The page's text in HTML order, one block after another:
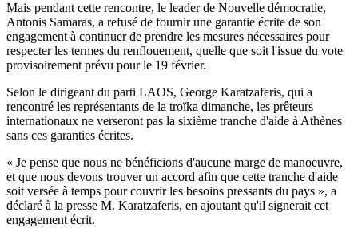
Mais pendant cette rencontre, le leader de Nouvelle démocratie,
Antonis Samaras, a refusé de fournir une garantie écrite de son
engagement à continuer de prendre les mesures nécessaires pour
respecter les termes du renflouement, quelle que soit l'issue du vote
provisoirement prévu pour le 19 février.
Selon le dirigeant du parti LAOS, George Karatzaferis, qui a
rencontré les représentants de la troïka dimanche, les prêteurs
internationaux ne verseront pas la sixième tranche d'aide à Athènes
sans ces garanties écrites.
« Je pense que nous ne bénéficions d'aucune marge de manoeuvre,
et que nous devons trouver un accord afin que cette tranche d'aide
soit versée à temps pour couvrir les besoins pressants du pays », a
déclaré à la presse M. Karatzaferis, en ajoutant qu'il signerait cet
engagement écrit.